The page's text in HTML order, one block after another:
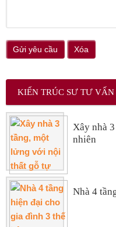
KIẾN TRÚC SƯ TƯ VẤN
Xây nhà
nhiên
Nhà 4